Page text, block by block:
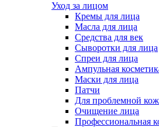
Уход за лицом
Кремы для лица
Масла для лица
Средства для век
Сыворотки для лица
Спреи для лица
Ампульная
Маски для лица
Патчи
Для проблемной
Очищение лица
Профессиональная